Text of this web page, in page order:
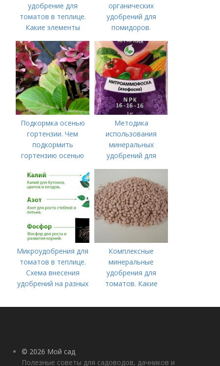
удобрение для
томатов в теплице.
Какие элементы
особенности их
внесения
органических
удобрений для
помидоров.
удобрения для
томатов
Подкормка осенью
гортензии. Чем
подкормить
гортензию осенью
Методика
использования
минеральных
удобрений для
Минеральное
питание
Микроудобрения для
томатов в теплице.
Схема внесения
удобрений на разных
помидоров
Комплексные
минеральные
удобрения для
томатов. Какие
используются для
© 2026 Мой сад
Полезные советы для садоводов, дачников и